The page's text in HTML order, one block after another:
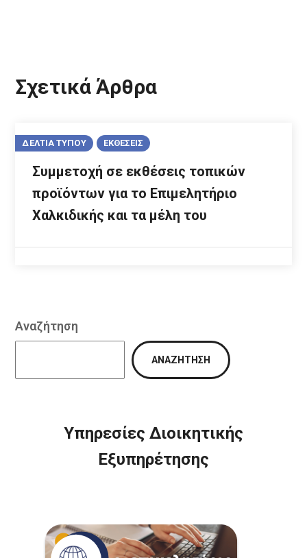
Σχετικά Άρθρα
ΔΕΛΤΙΑ ΤΥΠΟΥ ΕΚΘΕΣΕΙΣ
Συμμετοχή σε εκθέσεις τοπικών
προϊόντων για το Επιμελητήριο
Χαλκιδικής και τα μέλη του
Αναζήτηση
ΑΝΑΖΉΤΗΣΗ
Υπηρεσίες Διοικητικής
Εξυπηρέτησης